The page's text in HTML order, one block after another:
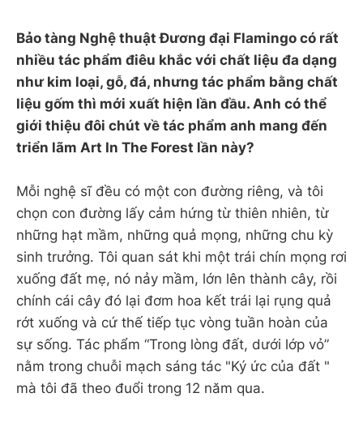
Bảo tàng Nghệ thuật Đương đại Flamingo có rất
nhiều tác phẩm điêu khắc với chất liệu đa dạng
như kim loại, gỗ, đá, nhưng tác phẩm bằng chất
liệu gốm thì mới xuất hiện lần đầu. Anh có thể
giới thiệu đôi chút về tác phẩm anh mang đến
triển lãm Art In The Forest lần này?
Mỗi nghệ sĩ đều có một con đường riêng, và tôi
chọn con đường lấy cảm hứng từ thiên nhiên, từ
những hạt mầm, những quả mọng, những chu kỳ
sinh trưởng. Tôi quan sát khi một trái chín mọng rơi
xuống đất mẹ, nó nảy mầm, lớn lên thành cây, rồi
chính cái cây đó lại đơm hoa kết trái lại rụng quả
rớt xuống và cứ thế tiếp tục vòng tuần hoàn của
sự sống. Tác phẩm “Trong lòng đất, dưới lớp vỏ”
nằm trong chuỗi mạch sáng tác "Ký ức của đất "
mà tôi đã theo đuổi trong 12 năm qua.